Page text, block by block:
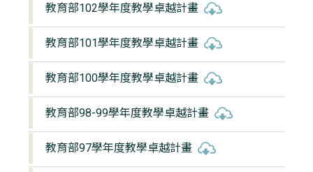
教育部102學年度教學卓越計畫
教育部101學年度教學卓越計畫
教育部100學年度教學卓越計畫
教育部98-99學年度教學卓越計畫
教育部97學年度教學卓越計畫